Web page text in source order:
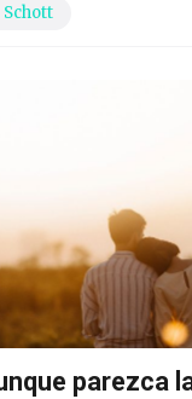
parezca